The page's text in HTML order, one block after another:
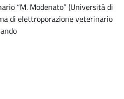
“M. Modenato” (Università di
di elettroporazione veterinario